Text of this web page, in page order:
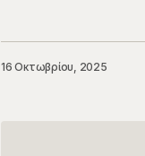
16 Οκτωβρίου, 2025